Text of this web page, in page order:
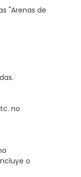
"Arenas de
no
o